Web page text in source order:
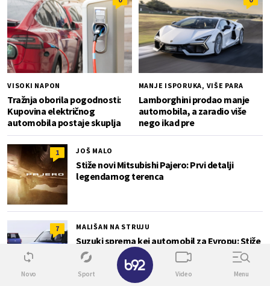
VISOKI NAPON
Tražnja oborila pogodnosti:
Kupovina električnog
automobila postaje skuplja
MANJE ISPORUKA, VIŠE PARA
Lamborghini prodao manje
automobila, a zaradio više
nego ikad pre
1 JOŠ MALO
Stiže novi Mitsubishi Pajero: Prvi detalji
legendarnog terenca
7 MALIŠAN NA STRUJU
Suzuki sprema kei automobil za Evropu: Stiže
2027. i koštaće manje od 23.000 evra
Novo Sport Video Menu